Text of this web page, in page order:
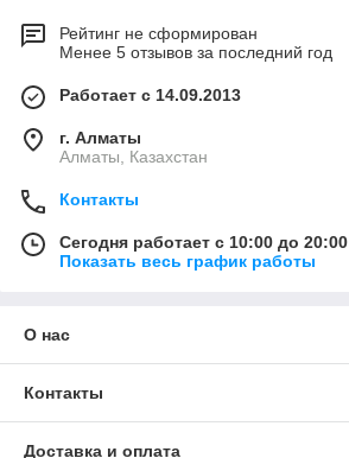
Рейтинг не сформирован
Менее 5 отзывов за последний год
Работает с 14.09.2013
г. Алматы
Алматы, Казахстан
Контакты
Сегодня работает с 10:00 до 20:00
Показать весь график работы
О нас
Контакты
Доставка и оплата